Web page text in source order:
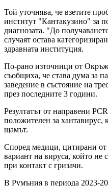
Той уточнява, че взетите
институт "Кантакузино" за
диагнозата. "До
случаят остава
здравната институция.
По-рано източници от
съобщиха, че става дума за
заведение в състояние на
през последните 3 години.
Резултатът от направени
положителен за хантавирус,
щамът.
Според медици, цитирани от
вариант на вируса, който не
при контакт с гризачи.
В Румъния в периода 2023-